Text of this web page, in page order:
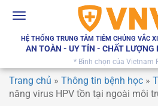
Toggle
HỆ THỐNG TRUNG TÂM TIÊM CHỦNG VẮC
AN TOÀN - UY TÍN - CHẤT LƯỢNG
* Bình chọn của Vietnam
Trang chủ » Thông tin bệnh học »
năng virus HPV tồn tại ngoài môi